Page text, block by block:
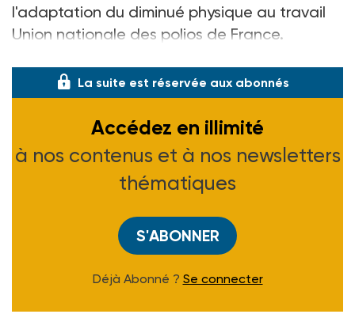
l'adaptation du diminué physique au travail
Union nationale des polios de France.
La suite est réservée aux abonnés
Accédez en illimité
à nos contenus et à nos newsletters
thématiques
S'ABONNER
Déjà Abonné ? Se connecter